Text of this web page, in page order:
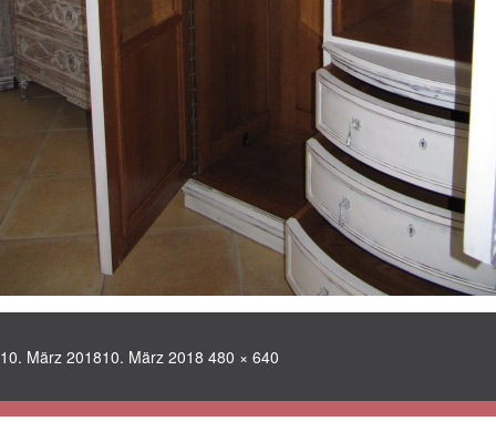
Veröffentlicht
10. März 201810. März 2018 Volle
480 × 640